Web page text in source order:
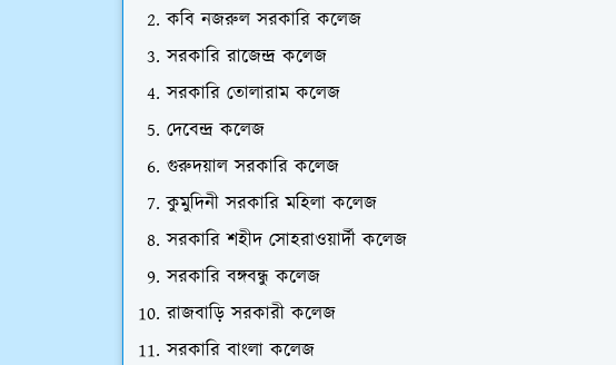
কবি নজরুল সরকারি কলেজ
সরকারি রাজেন্দ্র কলেজ
সরকারি তোলারাম কলেজ
দেবেন্দ্র কলেজ
গুরুদয়াল সরকারি কলেজ
কুমুদিনী সরকারি মহিলা কলেজ
সরকারি শহীদ সোহরাওয়ার্দী কলেজ
সরকারি বঙ্গবন্ধু কলেজ
রাজবাড়ি সরকারী কলেজ
সরকারি বাংলা কলেজ